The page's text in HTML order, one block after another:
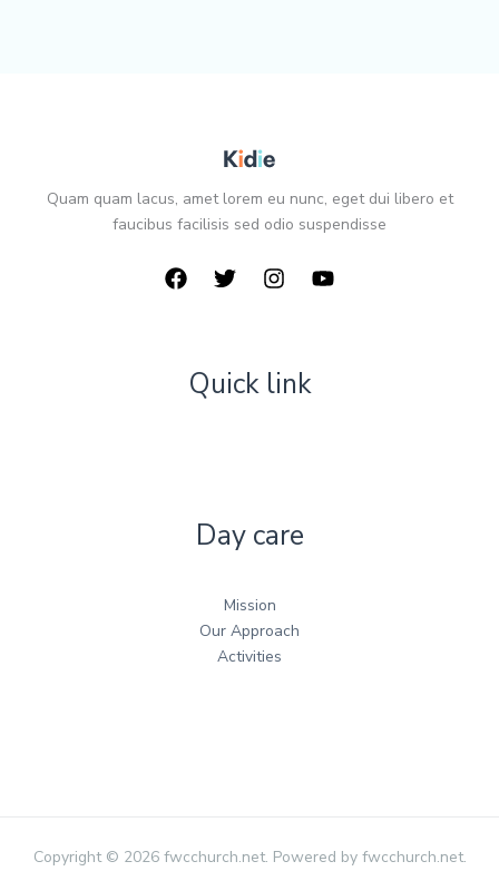
Quam quam lacus, amet lorem eu nunc, eget dui libero et
faucibus facilisis sed odio suspendisse
Quick link
Day care
Mission
Our Approach
Activities
Copyright © 2026 fwcchurch.net. Powered by fwcchurch.net.